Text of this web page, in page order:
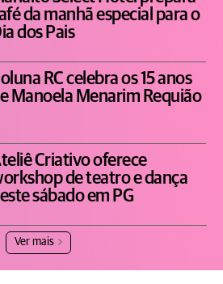
da manhã especial para o
dos Pais
RC celebra os 15 anos
Manoela Menarim Requião
Criativo oferece
de teatro e dança
sábado em PG
Ver mais